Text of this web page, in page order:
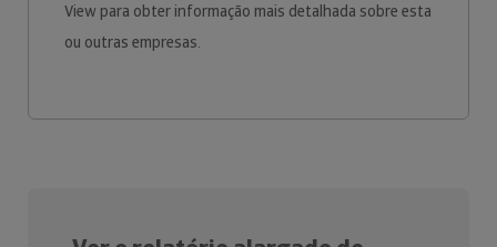
View para obter informação mais detalhada sobre esta
ou outras empresas.